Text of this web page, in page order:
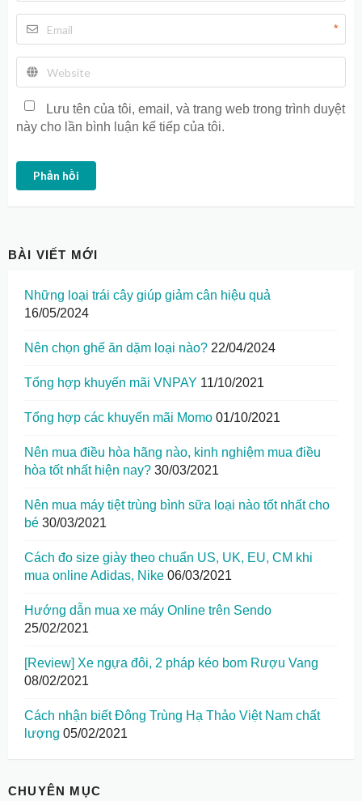
*
Lưu tên của tôi, email, và trang web trong trình duyệt
này cho lần bình luận kế tiếp của tôi.
Phản hồi
BÀI VIẾT MỚI
Những loại trái cây giúp giảm cân hiệu quả
16/05/2024
Nên chọn ghế ăn dặm loại nào? 22/04/2024
Tổng hợp khuyến mãi VNPAY 11/10/2021
Tổng hợp các khuyến mãi Momo 01/10/2021
Nên mua điều hòa hãng nào, kinh nghiệm mua điều
hòa tốt nhất hiện nay? 30/03/2021
Nên mua máy tiệt trùng bình sữa loại nào tốt nhất cho
bé 30/03/2021
Cách đo size giày theo chuẩn US, UK, EU, CM khi
mua online Adidas, Nike 06/03/2021
Hướng dẫn mua xe máy Online trên Sendo
25/02/2021
[Review] Xe ngựa đôi, 2 pháp kéo bom Rượu Vang
08/02/2021
Cách nhận biết Đông Trùng Hạ Thảo Việt Nam chất
lượng 05/02/2021
CHUYÊN MỤC